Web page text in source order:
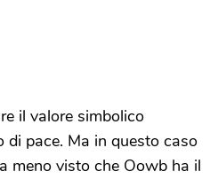
il valore simbolico
di pace. Ma in questo caso
meno visto che Oowb ha il